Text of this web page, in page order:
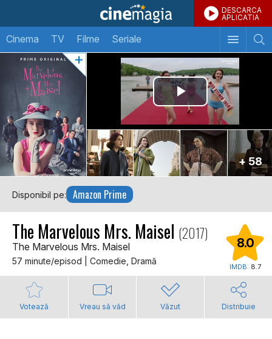
DESCARCA
APLICATIA
Cinema TV Filme Seriale
+ 58
Disponibil pe: Amazon Prime
The Marvelous Mrs. Maisel (2017)
The Marvelous Mrs. Maisel
57 minute/episod | Comedie, Dramă
8.0
IMDB: 8.7
Votează Vreau să văd Văzut Distribuie